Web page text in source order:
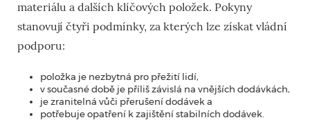
materiálu a dalších klíčových položek. Pokyny
stanovují čtyři podmínky, za kterých lze získat vládní
podporu:
položka je nezbytná pro přežití lidí,
v současné době je příliš závislá na vnějších dodávkách,
je zranitelná vůči přerušení dodávek a
potřebuje opatření k zajištění stabilních dodávek.